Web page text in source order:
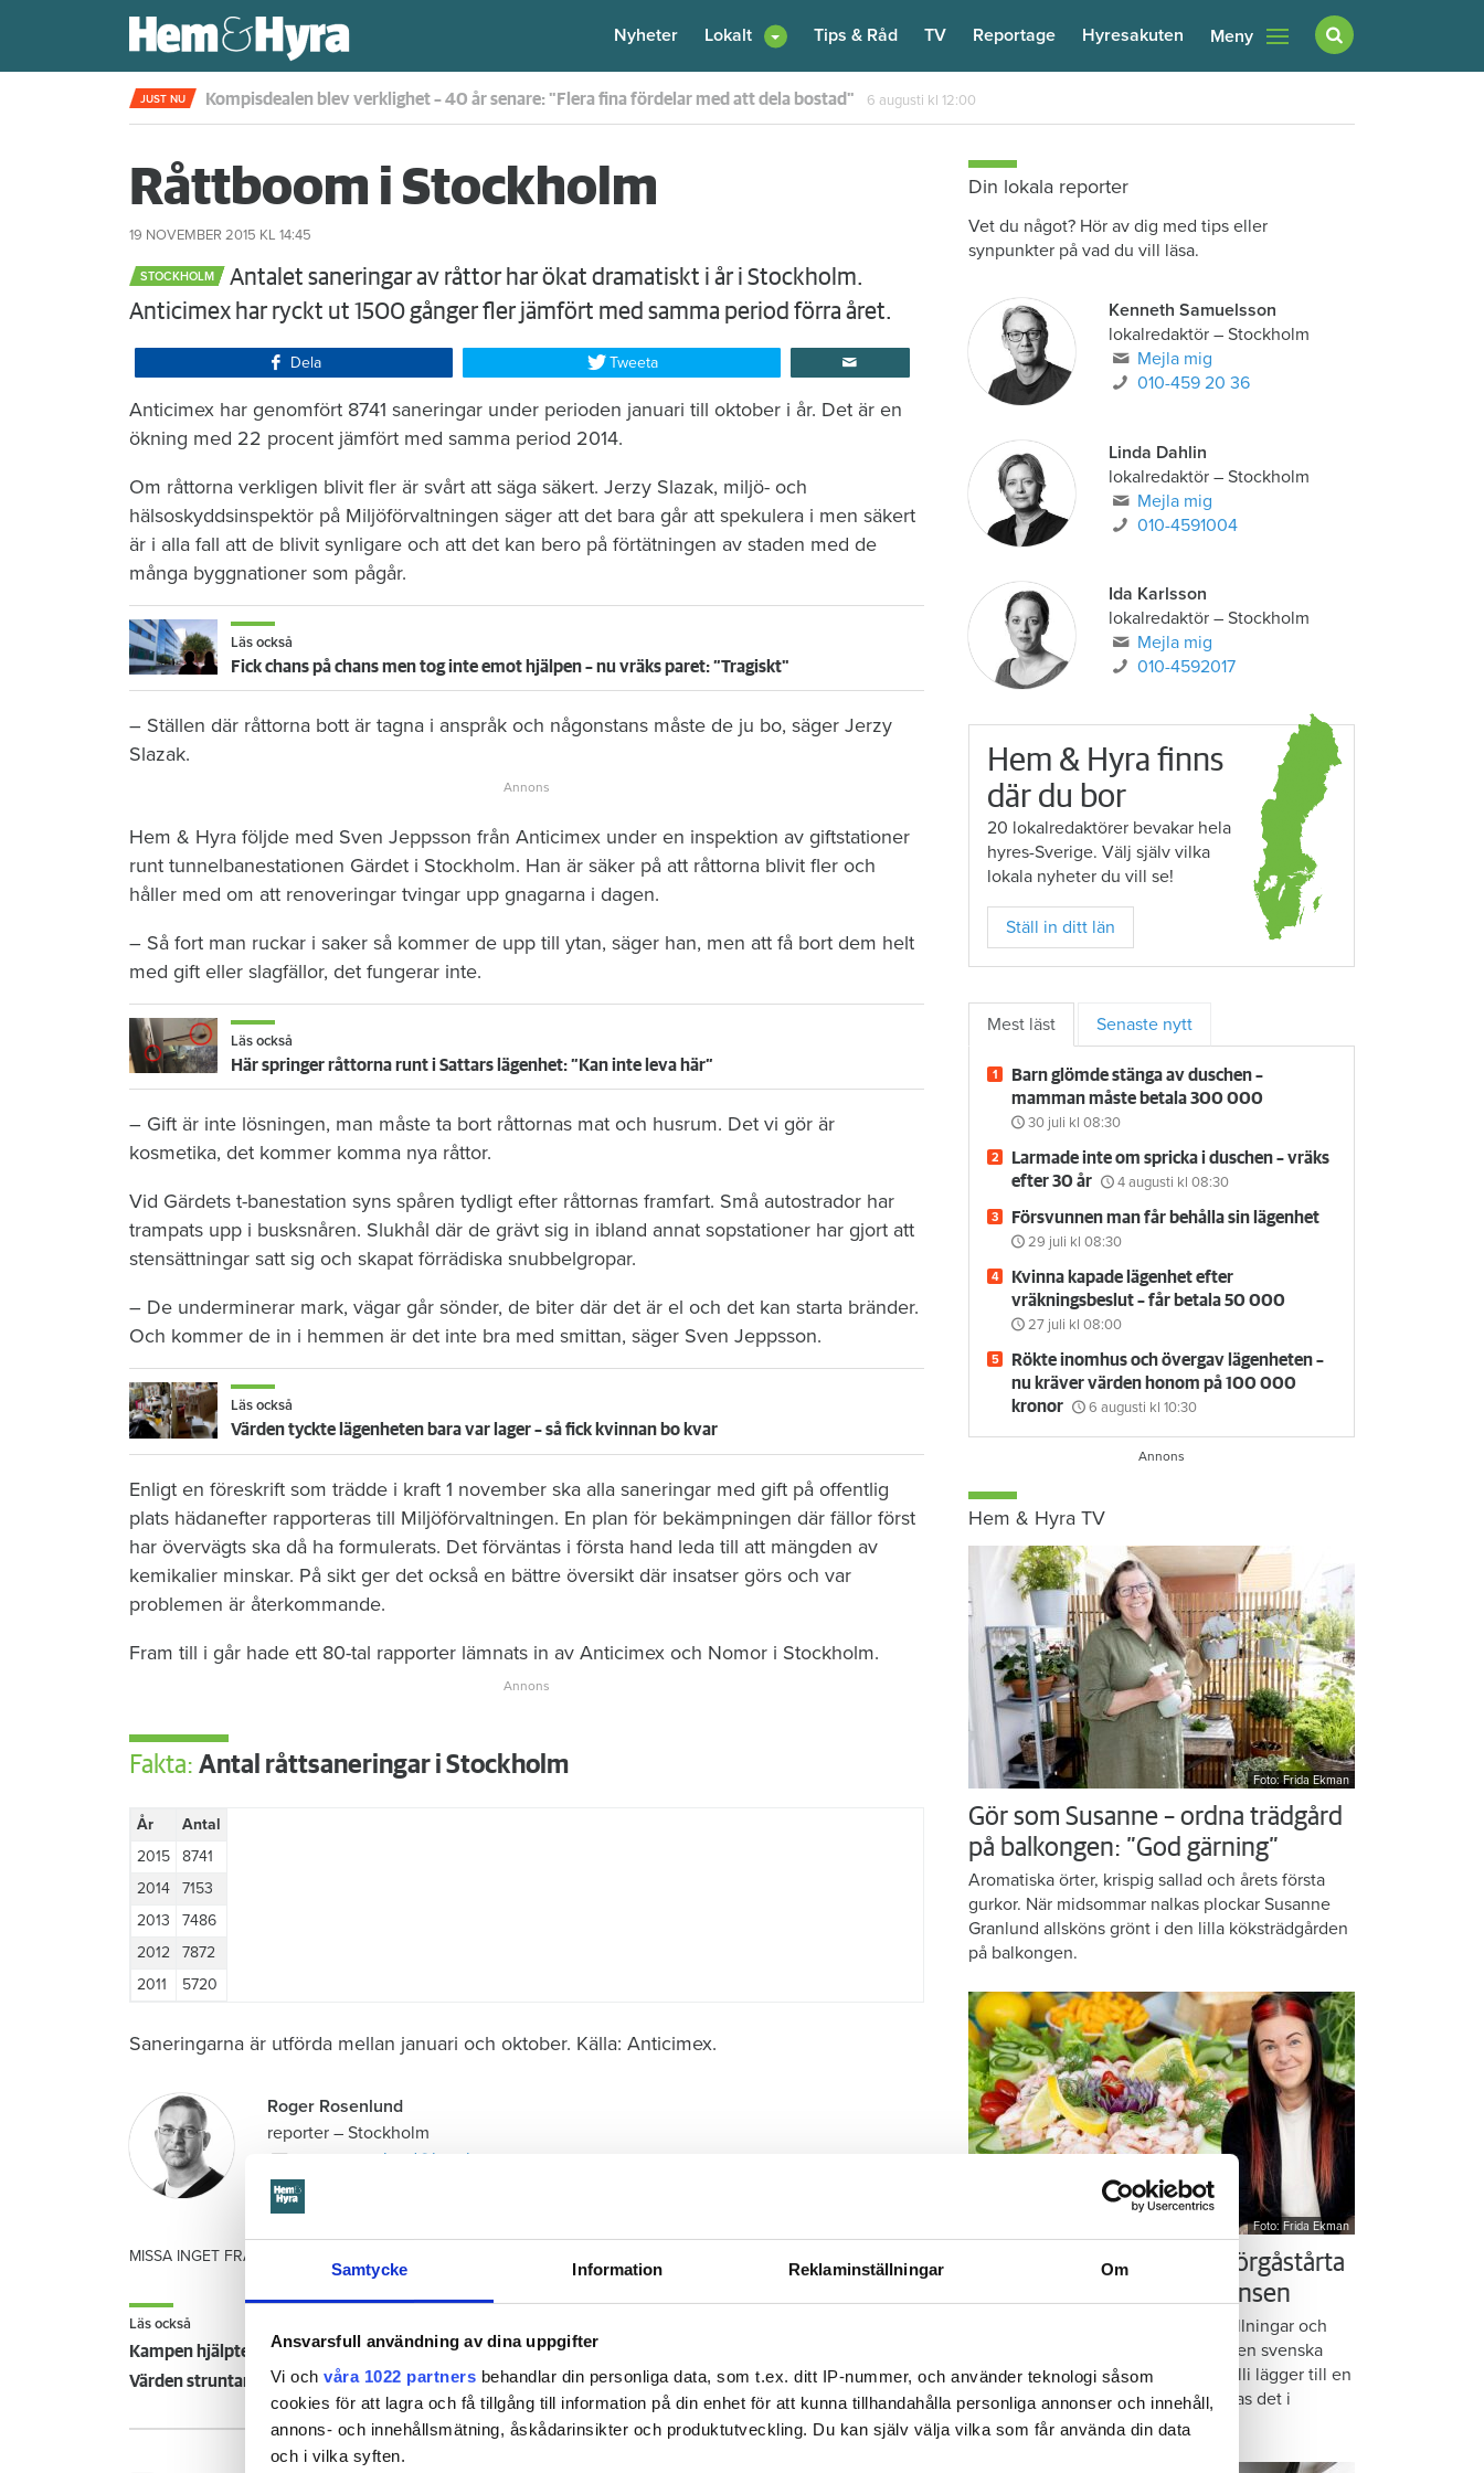
Samtycke Information Reklaminställningar Om
Ansvarsfull användning av dina uppgifter
Vi och våra 1022 partners behandlar din personliga data, som t.ex. ditt IP-nummer, och använder teknologi såsom
cookies för att lagra och få tillgång till information på din enhet för att kunna tillhandahålla personliga annonser och innehåll,
annons- och innehållsmätning, åskådarinsikter och produktutveckling. Du kan själv välja vilka som får använda din data
och i vilka syften.
Nyheter Lokalt Tips & Råd TV Reportage Hyresakuten Meny
JUST NU Kompisdealen blev verklighet – 40 år senare: "Flera fina fördelar med att dela bostad" 6 augusti kl 12:00
Råttboom i Stockholm
19 NOVEMBER 2015 KL 14:45
STOCKHOLM
Antalet saneringar av råttor har ökat dramatiskt i år i Stockholm.
Anticimex har ryckt ut 1500 gånger fler jämfört med samma period förra året.
Dela Tweeta
Anticimex har genomfört 8741 saneringar under perioden januari till oktober i år. Det är en
ökning med 22 procent jämfört med samma period 2014.
Om råttorna verkligen blivit fler är svårt att säga säkert. Jerzy Slazak, miljö- och
hälsoskyddsinspektör på Miljöförvaltningen säger att det bara går att spekulera i men säkert
är i alla fall att de blivit synligare och att det kan bero på förtätningen av staden med de
många byggnationer som pågår.
Läs också
Fick chans på chans men tog inte emot hjälpen – nu vräks paret: ”Tragiskt"
– Ställen där råttorna bott är tagna i anspråk och någonstans måste de ju bo, säger Jerzy
Slazak.
Hem & Hyra följde med Sven Jeppsson från Anticimex under en inspektion av giftstationer
runt tunnelbanestationen Gärdet i Stockholm. Han är säker på att råttorna blivit fler och
håller med om att renoveringar tvingar upp gnagarna i dagen.
– Så fort man ruckar i saker så kommer de upp till ytan, säger han, men att få bort dem helt
med gift eller slagfällor, det fungerar inte.
Läs också
Här springer råttorna runt i Sattars lägenhet: ”Kan inte leva här”
– Gift är inte lösningen, man måste ta bort råttornas mat och husrum. Det vi gör är
kosmetika, det kommer komma nya råttor.
Vid Gärdets t-banestation syns spåren tydligt efter råttornas framfart. Små autostrador har
trampats upp i busksnåren. Slukhål där de grävt sig in ibland annat sopstationer har gjort att
stensättningar satt sig och skapat förrädiska snubbelgropar.
– De underminerar mark, vägar går sönder, de biter där det är el och det kan starta bränder.
Och kommer de in i hemmen är det inte bra med smittan, säger Sven Jeppsson.
Läs också
Värden tyckte lägenheten bara var lager – så fick kvinnan bo kvar
Enligt en föreskrift som trädde i kraft 1 november ska alla saneringar med gift på offentlig
plats hädanefter rapporteras till Miljöförvaltningen. En plan för bekämpningen där fällor först
har övervägts ska då ha formulerats. Det förväntas i första hand leda till att mängden av
kemikalier minskar. På sikt ger det också en bättre översikt där insatser görs och var
problemen är återkommande.
Fram till i går hade ett 80-tal rapporter lämnats in av Anticimex och Nomor i Stockholm.
Fakta: Antal råttsaneringar i Stockholm
År
Antal
2015
8741
2014
7153
2013
7486
2012
7872
2011
5720
Saneringarna är utförda mellan januari och oktober. Källa: Anticimex.
Roger Rosenlund
reporter – Stockholm
roger.rosenlund@hemhyra.se
010-459 1375
MISSA INGET FRÅN HEM & HYRA.
Läs också
Kampen hjälpte – så försvann råttorna från Anne-Lis hus
Värden struntar i beslut och hotas av saftiga böter – men Inga-Lill slipper i alla fall mössen: ”Hälsa och tacka”
Din lokala reporter
Vet du något? Hör av dig med tips eller
synpunkter på vad du vill läsa.
Kenneth Samuelsson
lokalredaktör– Stockholm
Mejla mig
010-459 20 36
Linda Dahlin
lokalredaktör– Stockholm
Mejla mig
010-4591004
Ida Karlsson
lokalredaktör – Stockholm
Mejla mig
010-4592017
Hem & Hyra finns
där du bor
20 lokalredaktörer bevakar hela
hyres-Sverige. Välj själv vilka
lokala nyheter du vill se!
Ställ in ditt län
Mest läst Senaste nytt
Barn glömde stänga av duschen –
mamman måste betala 300 000
30 juli kl 08:30
Larmade inte om spricka i duschen – vräks
efter 30 år
4 augusti kl 08:30
Försvunnen man får behålla sin lägenhet
29 juli kl 08:30
Kvinna kapade lägenhet efter
vräkningsbeslut – får betala 50 000
27 juli kl 08:00
Rökte inomhus och övergav lägenheten –
nu kräver värden honom på 100 000
kronor
6 augusti kl 10:30
Hem & Hyra TV
Foto: Frida Ekman
Gör som Susanne – ordna trädgård
på balkongen: ”God gärning”
Aromatiska örter, krispig sallad och årets första
gurkor. När midsommar nalkas plockar Susanne
Granlund allsköns grönt i den lilla köksträdgården
på balkongen.
Foto: Frida Ekman
Messi älskar Victorias smörgåstårta
– trots den galna ingrediensen
Formbrödsskivor i rader, krämiga fyllningar och
krispiga grönsaker. Det är basen i den svenska
klassikern smörgåstårta. Victoria Lalli lägger till en
specialingrediens – och ändå vattnas det i
munnen på självaste Messi.